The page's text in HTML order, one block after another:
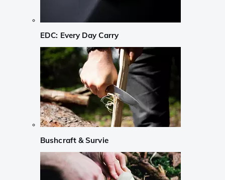
EDC: Every Day Carry
Bushcraft & Survie